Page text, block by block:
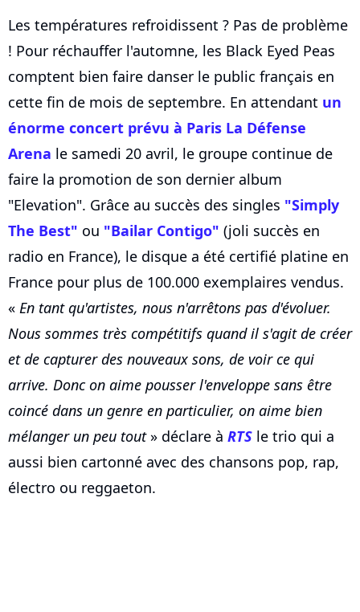
Les températures refroidissent ? Pas de problème
! Pour réchauffer l'automne, les Black Eyed Peas
comptent bien faire danser le public français en
cette fin de mois de septembre. En attendant un
énorme concert prévu à Paris La Défense
Arena le samedi 20 avril, le groupe continue de
faire la promotion de son dernier album
"Elevation". Grâce au succès des singles "Simply
The Best" ou "Bailar Contigo" (joli succès en
radio en France), le disque a été certifié platine en
France pour plus de 100.000 exemplaires vendus.
« En tant qu'artistes, nous n'arrêtons pas d'évoluer.
Nous sommes très compétitifs quand il s'agit de créer
et de capturer des nouveaux sons, de voir ce qui
arrive. Donc on aime pousser l'enveloppe sans être
coincé dans un genre en particulier, on aime bien
mélanger un peu tout» déclare à RTS le trio qui a
aussi bien cartonné avec des chansons pop, rap,
électro ou reggaeton.